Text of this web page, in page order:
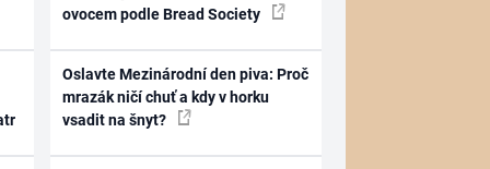
ovocem podle Bread Society
Oslavte Mezinárodní den piva: Proč
mrazák ničí chuť a kdy v horku
vsadit na šnyt?